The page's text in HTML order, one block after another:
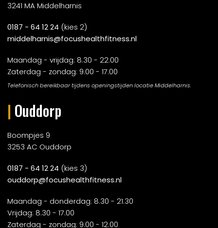
3241 MA Middelharnis
0187 - 64 12 24 (kies 2)
middelharnis@focushealthfitness.nl
Maandag - vrijdag: 8.30 - 22.00
Zaterdag - zondag: 9.00 - 17.00
Telefonisch bereikbaar tijdens openingstijden locatie Middelharnis.
| Ouddorp
Boompjes 9
3253 AC Ouddorp
0187 - 64 12 24 (kies 3)
ouddorp@focushealthfitness.nl
Maandag - donderdag: 8.30 - 21.30
Vrijdag: 8.30 - 17.00
Zaterdag - zondag: 9.00 - 12.00